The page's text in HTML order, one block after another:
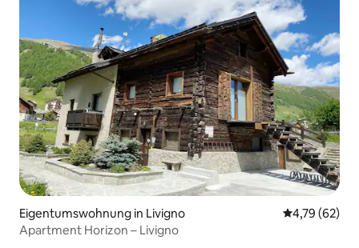
Eigentumswohnung in Livigno
4,79 (62)
Apartment Horizon – Livigno